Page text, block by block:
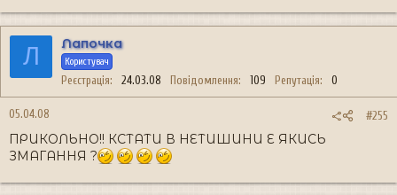
Л Лапочка
Користувач
Реєстрація 24.03.08 Повідомлення 109 Репутація 0
05.04.08 #255
ПРИКОЛЬНО!! КСТАТИ В НЕТИШИНИ Е ЯКИСЬ
ЗМАГАННЯ ?